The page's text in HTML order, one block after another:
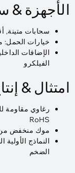
الأجهزة &
سحابات متينة,
خيارات الحمل:
الإضافات
الفيلكرو
امتثال &
رغاوي مقاومة
RoHS
موك منخفض من 200
الضخم